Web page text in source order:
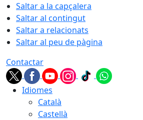
Saltar a la capçalera
Saltar al contingut
Saltar a relacionats
Saltar al peu de pàgina
Contactar
Idiomes
Català
Castellà